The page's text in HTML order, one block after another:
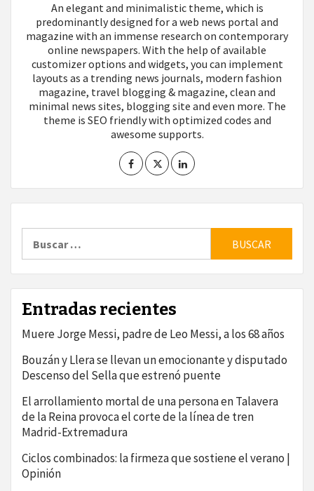
An elegant and minimalistic theme, which is
predominantly designed for a web news portal and
magazine with an immense research on contemporary
online newspapers. With the help of available
customizer options and widgets, you can implement
layouts as a trending news journals, modern fashion
magazine, travel blogging & magazine, clean and
minimal news sites, blogging site and even more. The
theme is SEO friendly with optimized codes and
awesome supports.
Entradas recientes
Muere Jorge Messi, padre de Leo Messi, a los 68 años
Bouzán y Llera se llevan un emocionante y disputado
Descenso del Sella que estrenó puente
El arrollamiento mortal de una persona en Talavera
de la Reina provoca el corte de la línea de tren
Madrid-Extremadura
Ciclos combinados: la firmeza que sostiene el verano |
Opinión